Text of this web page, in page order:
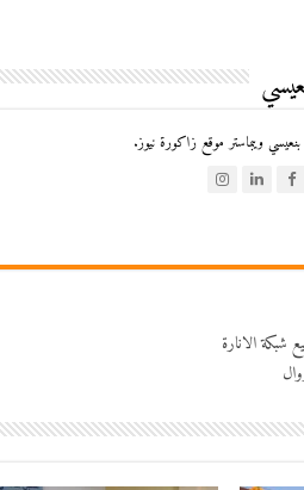
ويبماستر موقع زاكورة نيوز.
شبكة الانارة